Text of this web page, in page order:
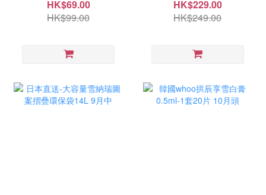
HK$69.00
HK$99.00
HK$229.00
HK$249.00